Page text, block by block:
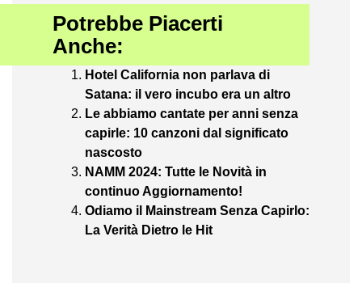
Potrebbe Piacerti
Anche:
Hotel California non parlava di
Satana: il vero incubo era un altro
Le abbiamo cantate per anni senza
capirle: 10 canzoni dal significato
nascosto
NAMM 2024: Tutte le Novità in
continuo Aggiornamento!
Odiamo il Mainstream Senza Capirlo:
La Verità Dietro le Hit